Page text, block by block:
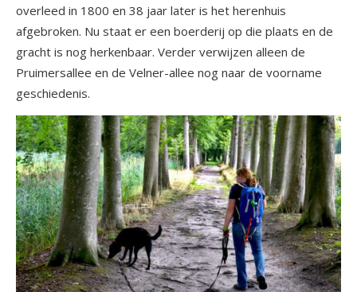
overleed in 1800 en 38 jaar later is het herenhuis
afgebroken. Nu staat er een boerderij op die plaats en de
gracht is nog herkenbaar. Verder verwijzen alleen de
Pruimersallee en de Velner-allee nog naar de voorname
geschiedenis.